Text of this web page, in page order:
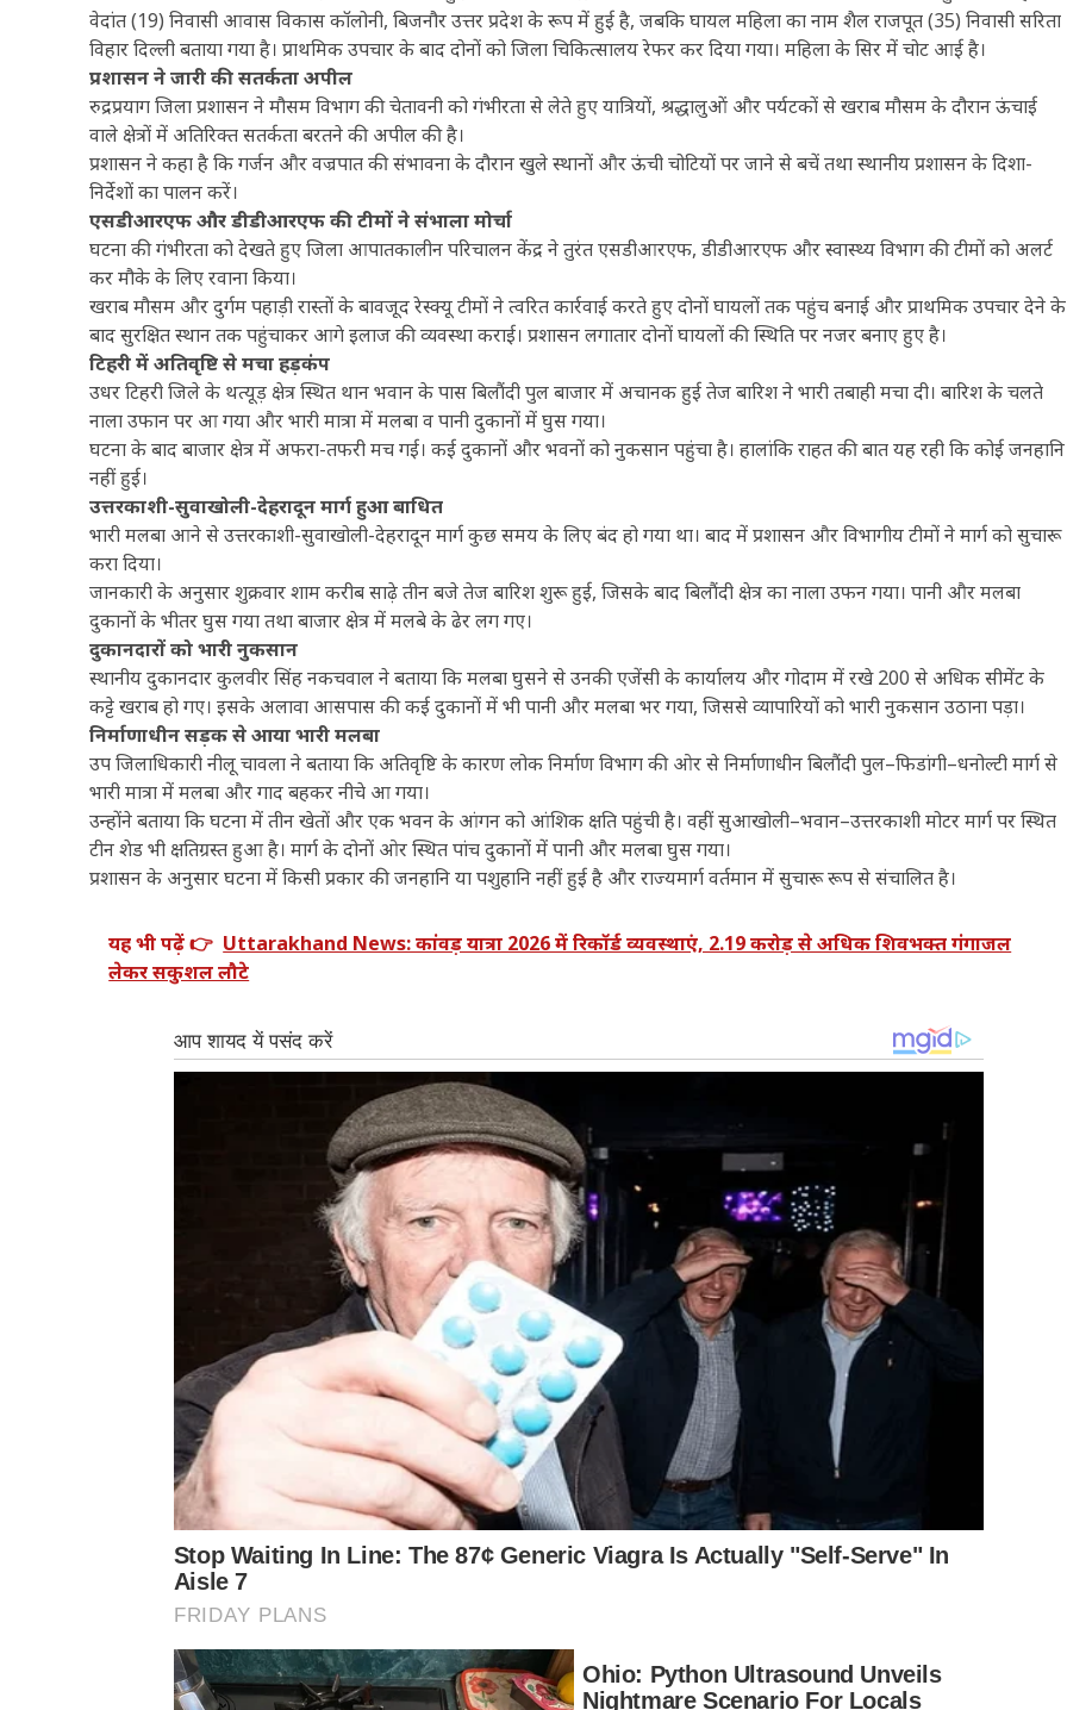
वेदांत (19) निवासी आवास विकास कॉलोनी, बिजनौर उत्तर प्रदेश के रूप में हुई है, जबकि घायल महिला का नाम शैल राजपूत (35) निवासी सरिता
विहार दिल्ली बताया गया है। प्राथमिक उपचार के बाद दोनों को जिला चिकित्सालय रेफर कर दिया गया। महिला के सिर में चोट आई है।
प्रशासन ने जारी की सतर्कता अपील
रुद्रप्रयाग जिला प्रशासन ने मौसम विभाग की चेतावनी को गंभीरता से लेते हुए यात्रियों, श्रद्धालुओं और पर्यटकों से खराब मौसम के दौरान ऊंचाई
वाले क्षेत्रों में अतिरिक्त सतर्कता बरतने की अपील की है।
प्रशासन ने कहा है कि गर्जन और वज्रपात की संभावना के दौरान खुले स्थानों और ऊंची चोटियों पर जाने से बचें तथा स्थानीय प्रशासन के दिशा-
निर्देशों का पालन करें।
एसडीआरएफ और डीडीआरएफ की टीमों ने संभाला मोर्चा
घटना की गंभीरता को देखते हुए जिला आपातकालीन परिचालन केंद्र ने तुरंत एसडीआरएफ, डीडीआरएफ और स्वास्थ्य विभाग की टीमों को अलर्ट
कर मौके के लिए रवाना किया।
खराब मौसम और दुर्गम पहाड़ी रास्तों के बावजूद रेस्क्यू टीमों ने त्वरित कार्रवाई करते हुए दोनों घायलों तक पहुंच बनाई और प्राथमिक उपचार देने के
बाद सुरक्षित स्थान तक पहुंचाकर आगे इलाज की व्यवस्था कराई। प्रशासन लगातार दोनों घायलों की स्थिति पर नजर बनाए हुए है।
टिहरी में अतिवृष्टि से मचा हड़कंप
उधर टिहरी जिले के थत्यूड़ क्षेत्र स्थित थान भवान के पास बिलौंदी पुल बाजार में अचानक हुई तेज बारिश ने भारी तबाही मचा दी। बारिश के चलते
नाला उफान पर आ गया और भारी मात्रा में मलबा व पानी दुकानों में घुस गया।
घटना के बाद बाजार क्षेत्र में अफरा-तफरी मच गई। कई दुकानों और भवनों को नुकसान पहुंचा है। हालांकि राहत की बात यह रही कि कोई जनहानि
नहीं हुई।
उत्तरकाशी-सुवाखोली-देहरादून मार्ग हुआ बाधित
भारी मलबा आने से उत्तरकाशी-सुवाखोली-देहरादून मार्ग कुछ समय के लिए बंद हो गया था। बाद में प्रशासन और विभागीय टीमों ने मार्ग को सुचारू
करा दिया।
जानकारी के अनुसार शुक्रवार शाम करीब साढ़े तीन बजे तेज बारिश शुरू हुई, जिसके बाद बिलौंदी क्षेत्र का नाला उफन गया। पानी और मलबा
दुकानों के भीतर घुस गया तथा बाजार क्षेत्र में मलबे के ढेर लग गए।
दुकानदारों को भारी नुकसान
स्थानीय दुकानदार कुलवीर सिंह नकचवाल ने बताया कि मलबा घुसने से उनकी एजेंसी के कार्यालय और गोदाम में रखे 200 से अधिक सीमेंट के
कट्टे खराब हो गए। इसके अलावा आसपास की कई दुकानों में भी पानी और मलबा भर गया, जिससे व्यापारियों को भारी नुकसान उठाना पड़ा।
निर्माणाधीन सड़क से आया भारी मलबा
उप जिलाधिकारी नीलू चावला ने बताया कि अतिवृष्टि के कारण लोक निर्माण विभाग की ओर से निर्माणाधीन बिलौंदी पुल–फिडांगी–धनोल्टी मार्ग से
भारी मात्रा में मलबा और गाद बहकर नीचे आ गया।
उन्होंने बताया कि घटना में तीन खेतों और एक भवन के आंगन को आंशिक क्षति पहुंची है। वहीं सुआखोली–भवान–उत्तरकाशी मोटर मार्ग पर स्थित
टीन शेड भी क्षतिग्रस्त हुआ है। मार्ग के दोनों ओर स्थित पांच दुकानों में पानी और मलबा घुस गया।
प्रशासन के अनुसार घटना में किसी प्रकार की जनहानि या पशुहानि नहीं हुई है और राज्यमार्ग वर्तमान में सुचारू रूप से संचालित है।
यह भी पढ़ें 👉 Uttarakhand News: कांवड़ यात्रा 2026 में रिकॉर्ड व्यवस्थाएं, 2.19 करोड़ से अधिक शिवभक्त गंगाजल
लेकर सकुशल लौटे